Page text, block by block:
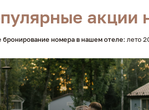
акции
бронирование номера в нашем отеле: лето